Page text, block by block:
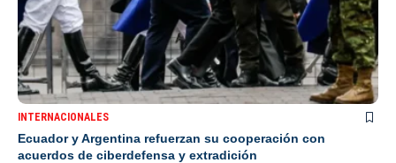
INTERNACIONALES
Ecuador y Argentina refuerzan su cooperación con
acuerdos de ciberdefensa y extradición